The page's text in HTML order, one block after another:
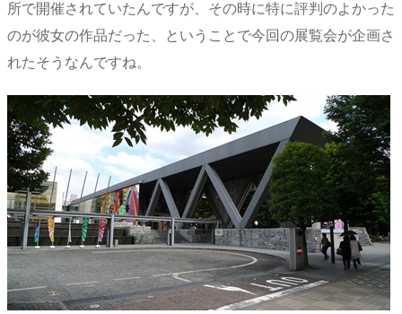
所で開催されていたんですが、その時に特に評判のよかった
のが彼女の作品だった、ということで今回の展覧会が企画さ
れたそうなんですね。